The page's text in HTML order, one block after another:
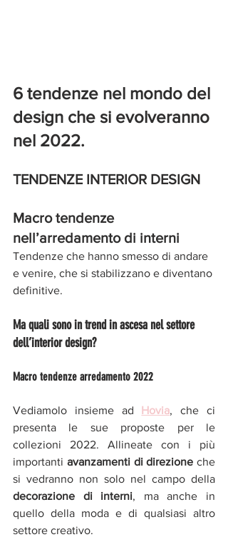
6 tendenze nel mondo del
design che si evolveranno
nel 2022.
TENDENZE INTERIOR DESIGN
Macro tendenze
nell’arredamento di interni
Tendenze che hanno smesso di andare
e venire, che si stabilizzano e diventano
definitive.
Ma quali sono in trend in ascesa nel settore
dell’interior design?
Macro tendenze arredamento 2022
Vediamolo insieme ad Hovia, che ci
presenta le sue proposte per le
collezioni 2022. Allineate con i più
importanti avanzamenti di direzione che
decorazione di interni, ma anche in
quello della moda e di qualsiasi altro
settore creativo.